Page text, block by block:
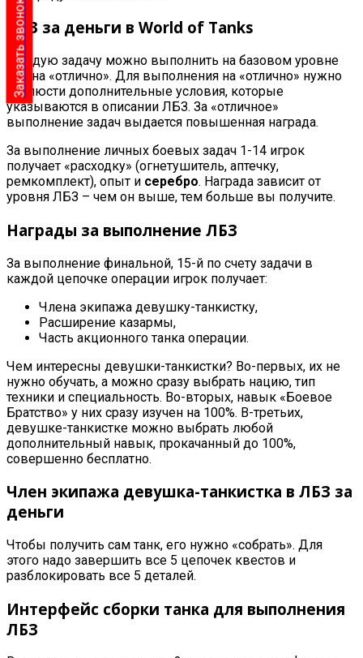
ЛБЗ за деньги в World of Tanks
Каждую задачу можно выполнить на базовом уровне
или на «отлично». Для выполнения на «отлично» нужно
соблюсти дополнительные условия, которые
указываются в описании ЛБЗ. За «отличное»
выполнение задач выдается повышенная награда.
За выполнение личных боевых задач 1-14 игрок
получает «расходку» (огнетушитель, аптечку,
ремкомплект), опыт и серебро. Награда зависит от
уровня ЛБЗ – чем он выше, тем больше вы получите.
Награды за выполнение ЛБЗ
За выполнение финальной, 15-й по счету задачи в
каждой цепочке операции игрок получает:
Члена экипажа девушку-танкистку,
Расширение казармы,
Часть акционного танка операции.
Чем интересны девушки-танкистки? Во-первых, их не
нужно обучать, а можно сразу выбрать нацию, тип
техники и специальность. Во-вторых, навык «Боевое
Братство» у них сразу изучен на 100%. В-третьих,
девушке-танкистке можно выбрать любой
дополнительный навык, прокачанный до 100%,
совершенно бесплатно.
Член экипажа девушка-танкистка в ЛБЗ за
деньги
Чтобы получить сам танк, его нужно «собрать». Для
этого надо завершить все 5 цепочек квестов и
разблокировать все 5 деталей.
Интерфейс сборки танка для выполнения
ЛБЗ
Заказать звонок